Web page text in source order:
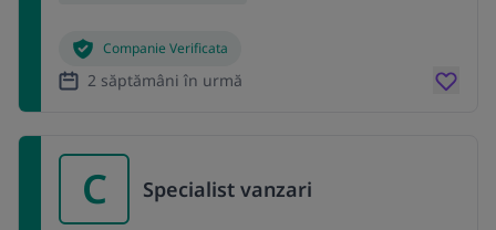
Companie Verificata
2 săptămâni în urmă
C Specialist vanzari